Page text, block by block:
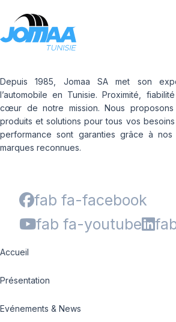
Depuis 1985, Jomaa SA met son
l’automobile en Tunisie. Proximité,
cœur de notre mission. Nous
produits et solutions pour tous vos
performance sont garanties grâce à
marques reconnues.
fab fa-facebook
fab fa-youtube
Accueil
Présentation
Evénements & News